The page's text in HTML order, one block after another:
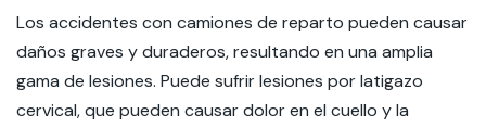
Los accidentes con camiones de reparto pueden causar
daños graves y duraderos, resultando en una amplia
gama de lesiones. Puede sufrir lesiones por latigazo
cervical, que pueden causar dolor en el cuello y la